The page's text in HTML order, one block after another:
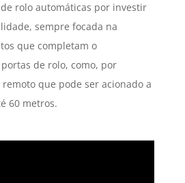
rolo automáticas por investir
sempre focada na
que completam o
de rolo, como, por
que pode ser acionado a
60 metros.